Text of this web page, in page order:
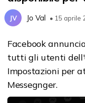
JV Jo Val • 15 aprile
Facebook
tutti gli utenti
Impostazioni per
Messegnger.